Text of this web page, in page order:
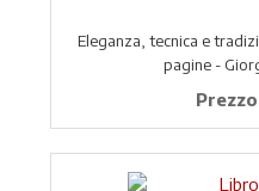
Eleganza, tecnica e
pagine -
Prezzo